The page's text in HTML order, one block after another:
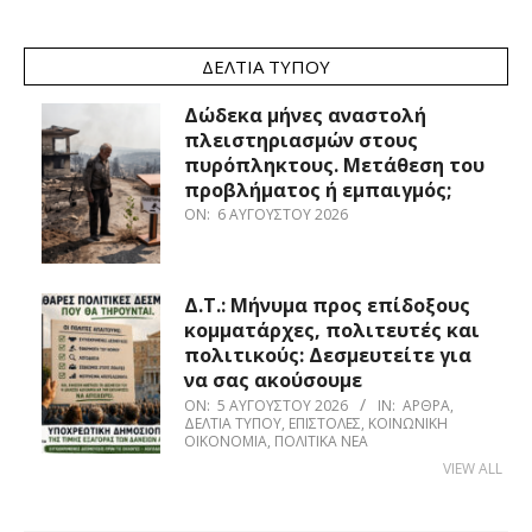
ΔΕΛΤΊΑ ΤΎΠΟΥ
Δώδεκα μήνες αναστολή
πλειστηριασμών στους
πυρόπληκτους. Μετάθεση του
προβλήματος ή εμπαιγμός;
ON: 6 ΑΥΓΟΎΣΤΟΥ 2026
Δ.Τ.: Μήνυμα προς επίδοξους
κομματάρχες, πολιτευτές και
πολιτικούς: Δεσμευτείτε για
να σας ακούσουμε
ON: 5 ΑΥΓΟΎΣΤΟΥ 2026 IN: ΆΡΘΡΑ,
ΔΕΛΤΊΑ ΤΎΠΟΥ, ΕΠΙΣΤΟΛΈΣ, ΚΟΙΝΩΝΙΚΉ
ΟΙΚΟΝΟΜΊΑ, ΠΟΛΙΤΙΚΆ ΝΈΑ
VIEW ALL